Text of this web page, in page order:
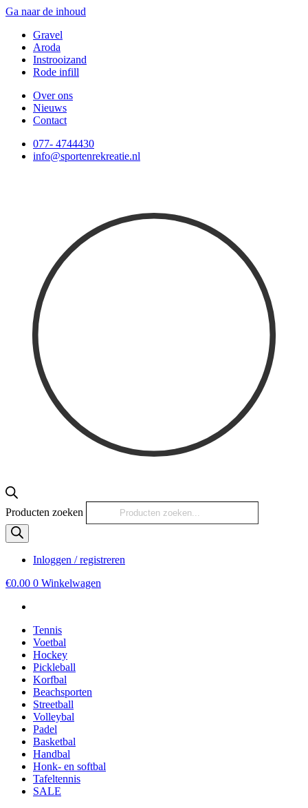
Ga naar de inhoud
Gravel
Aroda
Instrooizand
Rode infill
Over ons
Nieuws
Contact
077- 4744430
info@sportenrekreatie.nl
Producten zoeken
Inloggen / registreren
€0.00 0 Winkelwagen
Tennis
Voetbal
Hockey
Pickleball
Korfbal
Beachsporten
Streetball
Volleybal
Padel
Basketbal
Handbal
Honk- en softbal
Tafeltennis
SALE